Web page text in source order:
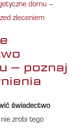
domu –
zleceniem
– poznaj
świadectwo
zrobi tego